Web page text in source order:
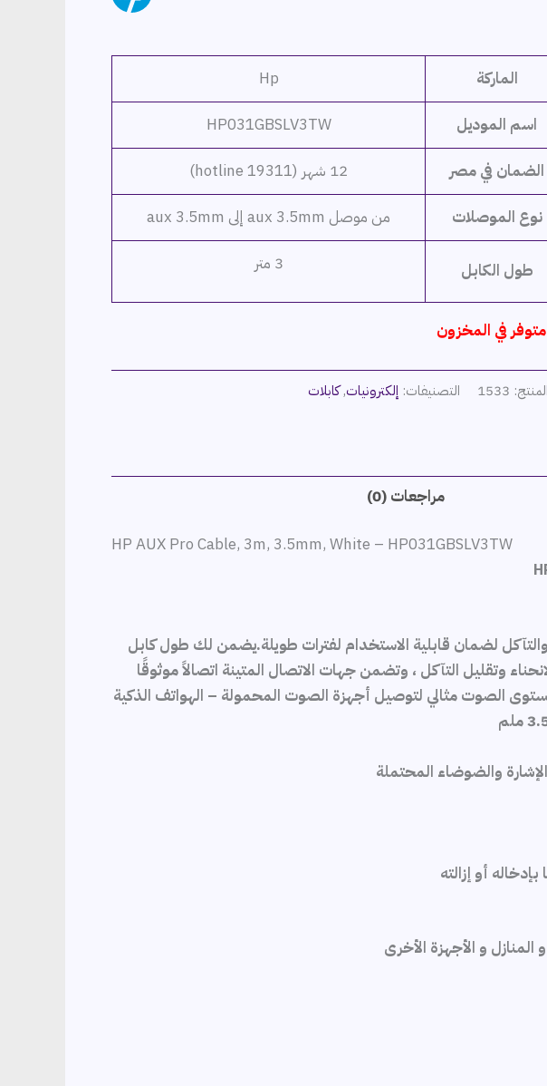
الماركة Hp
اسم الموديل HP031GBSLV3TW
الضمان في مصر 12 شهر (hotline 19311)
نوع الموصلات من موصل aux 3.5mm إلى aux 3.5mm
طول الكابل 3 متر
في المخزون
1533 التصنيفات: إلكترونيات,كابلات
مراجعات (0)
HP AUX Pro Cable, 3m, 3.5mm, White – HP031GBSLV3TW
لضمان قابلية الاستخدام لفترات طويلة.يضمن لك طول كابل
وتقليل التآكل ، وتضمن جهات الاتصال المتينة اتصالاً موثوقًا
الموسيقى أو مستوى الصوت مثالي لتوصيل أجهزة الصوت المحمولة – الهواتف الذكية
أو إزالته